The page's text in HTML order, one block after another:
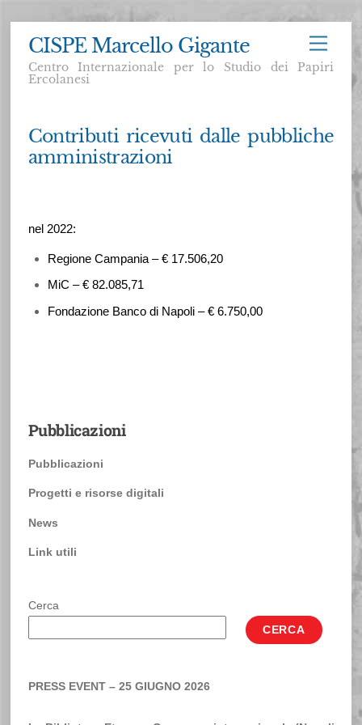
content
Menu
CISPE Marcello Gigante
Centro Internazionale per lo Studio dei Papiri
Ercolanesi
Contributi ricevuti dalle pubbliche
amministrazioni
nel 2022:
Regione Campania – € 17.506,20
MiC – € 82.085,71
Fondazione Banco di Napoli – € 6.750,00
Pubblicazioni
Pubblicazioni
Progetti e risorse digitali
News
Link utili
Cerca
CERCA
PRESS EVENT – 25 GIUGNO 2026